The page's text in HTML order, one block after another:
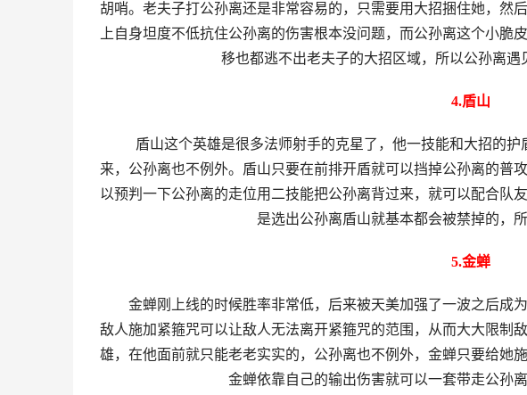
胡哨。老夫子打公孙离还是非常容易的，只需要用大招捆住她，然
上自身坦度不低抗住公孙离的伤害根本没问题，而公孙离这个小脆
移也都逃不出老夫子的大招区域，所以公孙离遇
4.盾山
盾山这个英雄是很多法师射手的克星了，他一技能和大招的护
来，公孙离也不例外。盾山只要在前排开盾就可以挡掉公孙离的普
以预判一下公孙离的走位用二技能把公孙离背过来，就可以配合队
是选出公孙离盾山就基本都会被禁掉的，
5.金蝉
金蝉刚上线的时候胜率非常低，后来被天美加强了一波之后成
敌人施加紧箍咒可以让敌人无法离开紧箍咒的范围，从而大大限制
雄，在他面前就只能老老实实的，公孙离也不例外，金蝉只要给她
金蝉依靠自己的输出伤害就可以一套带走公孙